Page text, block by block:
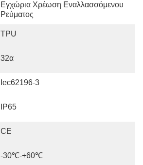
Εγχώρια Χρέωση Εναλλασσόμενου
Ρεύματος
TPU
32α
Iec62196-3
IP65
CE
-30℃-+60℃